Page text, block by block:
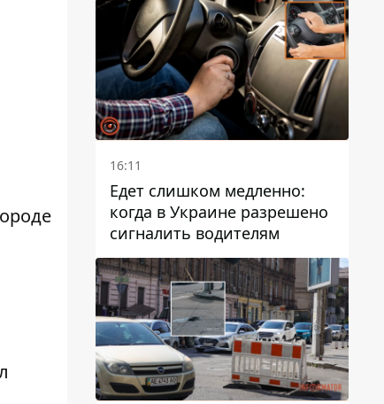
Защитников
16:11
Едет слишком медленно:
когда в Украине разрешено
сигналить водителям